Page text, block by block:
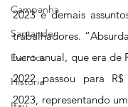
Campanha
Santander
Eventos
História
2023 e demais
trabalhadores.
lucro anual, que era de
2022 passou para
2023, representando